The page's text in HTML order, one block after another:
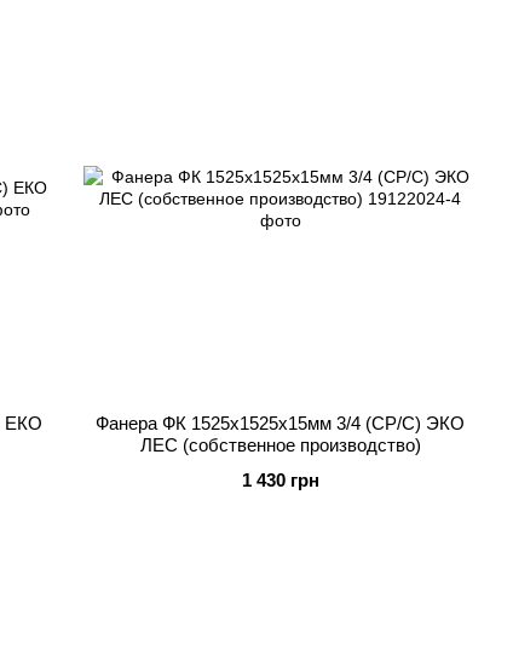
ЕКО
Фанера ФК 1525x1525x15мм 3/4 (CP/C) ЭКО
ЛЕС (собственное производство)
1 430 грн